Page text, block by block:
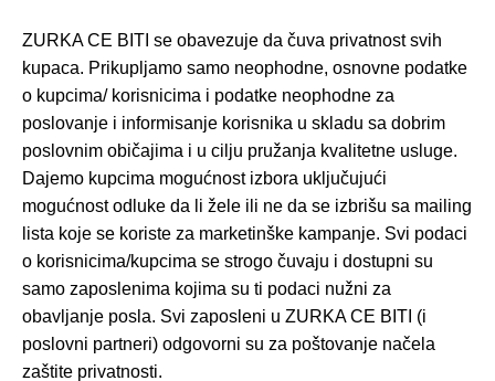
ZURKA CE BITI se obavezuje da čuva privatnost svih
kupaca. Prikupljamo samo neophodne, osnovne podatke
o kupcima/ korisnicima i podatke neophodne za
poslovanje i informisanje korisnika u skladu sa dobrim
poslovnim običajima i u cilju pružanja kvalitetne usluge.
Dajemo kupcima mogućnost izbora uključujući
mogućnost odluke da li žele ili ne da se izbrišu sa mailing
lista koje se koriste za marketinške kampanje. Svi podaci
o korisnicima/kupcima se strogo čuvaju i dostupni su
samo zaposlenima kojima su ti podaci nužni za
obavljanje posla. Svi zaposleni u ZURKA CE BITI (i
poslovni partneri) odgovorni su za poštovanje načela
zaštite privatnosti.